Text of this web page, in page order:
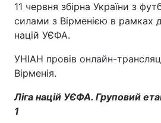
Головна Війна
Економіка
Спорт
11 червня збірна України з
силами з Вірменією в рамках
націй УЄФА.
УНІАН провів онлайн-
Вірменія.
Ліга націй УЄФА. Груповий
1